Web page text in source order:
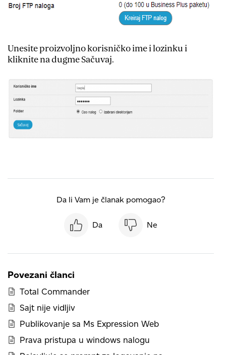
Unesite proizvoljno korisničko ime i lozinku i
kliknite na dugme Sačuvaj.
Da li Vam je članak pomogao?
Da Ne
Povezani članci
Total Commander
Sajt nije vidljiv
Publikovanje sa Ms Expression Web
Prava pristupa u windows nalogu